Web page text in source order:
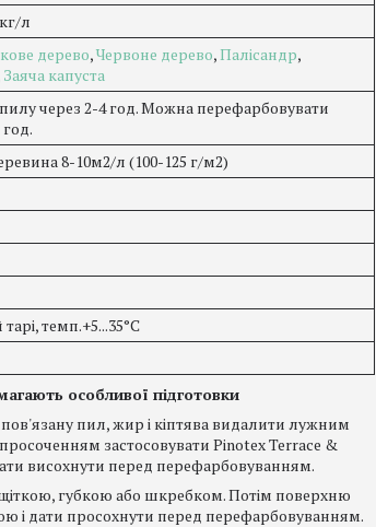
л
дерево,Червоне дерево,Палісандр,
Заяча капуста
через 2-4 год. Можна перефарбовувати
8-10м2/л (100-125 г/м2)
темп.+5...35°C
особливої підготовки
пил, жир і кіптява видалити лужним
застосовувати Pinotex Terrace &
висохнути перед перефарбовуванням.
губкою або шкребком. Потім поверхню
і дати просохнути перед перефарбовуванням.